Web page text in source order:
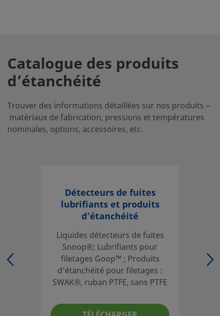
Catalogue des produits
d’étanchéité
Trouver des informations détaillées sur nos produits –
matériaux de fabrication, pressions et températures
nominales, options, accessoires, etc.
Détecteurs de fuites
lubrifiants et produits
d’étanchéité
Liquides détecteurs de fuites
Snoop®; Lubrifiants pour
filetages Goop™ ; Produits
d’étanchéité pour filetages :
SWAK®, ruban PTFE, sans PTFE